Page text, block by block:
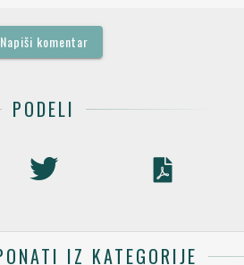
Napiši komentar
PODELI
IZ KATEGORIJE